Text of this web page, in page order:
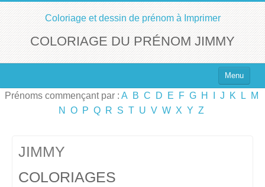
Coloriage et dessin de prénom à Imprimer
COLORIAGE DU PRÉNOM JIMMY
Menu
Top 100 des Prénoms
Prénoms commençant par : A B C D E F G H J K L
M
N
O P Q R S T U V W X Y Z
JIMMY
COLORIAGES